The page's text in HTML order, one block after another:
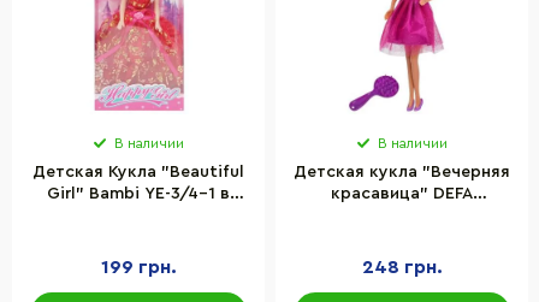
В наличии
Детская Кукла "Beautiful
Girl" Bambi YE-3/4-1 в
199 грн.
В наличии
Детская кукла "Вечерняя
красавица" DEFA
248 грн.